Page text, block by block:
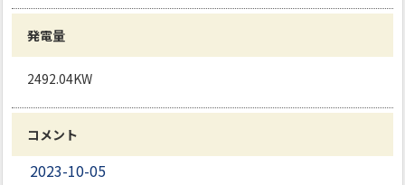
発電量
2492.04KW
コメント
2023-10-05